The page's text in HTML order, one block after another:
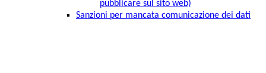
pubblicare sul sito web)
Sanzioni per mancata comunicazione dei dati